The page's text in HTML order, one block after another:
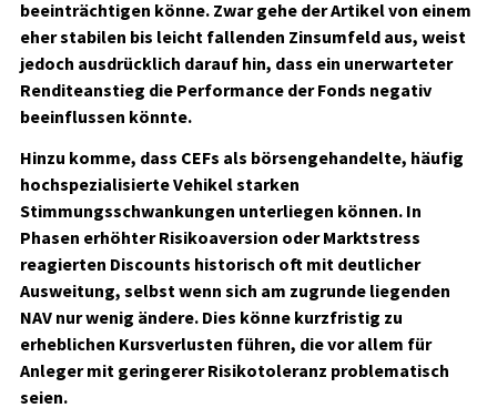
beeinträchtigen könne. Zwar gehe der Artikel von einem
eher stabilen bis leicht fallenden Zinsumfeld aus, weist
jedoch ausdrücklich darauf hin, dass ein unerwarteter
Renditeanstieg die Performance der Fonds negativ
beeinflussen könnte.
Hinzu komme, dass CEFs als börsengehandelte, häufig
hochspezialisierte Vehikel starken
Stimmungsschwankungen unterliegen können. In
Phasen erhöhter Risikoaversion oder Marktstress
reagierten Discounts historisch oft mit deutlicher
Ausweitung, selbst wenn sich am zugrunde liegenden
NAV nur wenig ändere. Dies könne kurzfristig zu
erheblichen Kursverlusten führen, die vor allem für
Anleger mit geringerer Risikotoleranz problematisch
seien.